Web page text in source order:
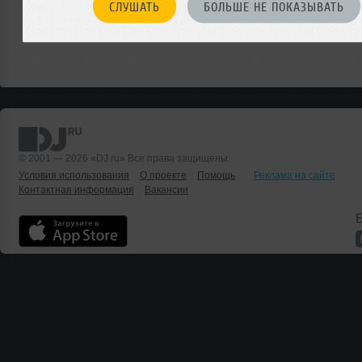
СЛУШАТЬ БОЛЬШЕ НЕ ПОКАЗЫВАТЬ
© 2001 — 2026 «DJ.ru» Все права защищены.
Условия использования
О проекте Помощь
Реклама на сайте
Контактная информация
Вакансии